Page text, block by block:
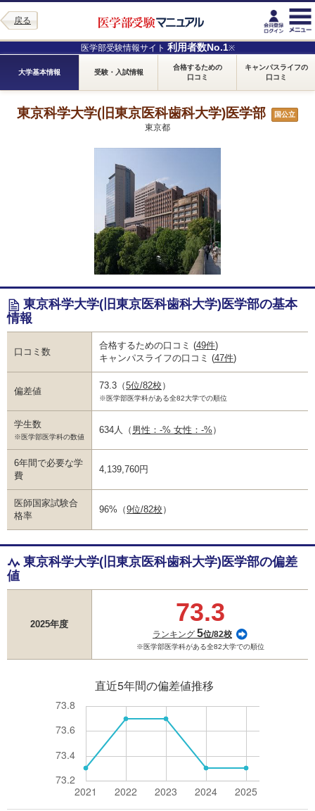
戻る
医学部受験情報サイト 利用者数No.1※
大学基本情報 受験・入試情報
合格するための
口コミ
キャンパスライフの
口コミ
東京科学大学(旧東京医科歯科大学)医学部 国公立
東京都
東京科学大学(旧東京医科歯科大学)医学部の基本
情報
口コミ数
合格するための口コミ (49件)
キャンパスライフの口コミ (47件)
偏差値
73.3 （5位/82校 ）
※医学部医学科がある全82大学での順位
学生数
※医学部医学科の数値
634人 （ 男性：-% 女性：-% ）
6年間で必要な学
費
4,139,760円
医師国家試験合
格率
96% （9位/82校 ）
東京科学大学(旧東京医科歯科大学)医学部の偏差
値
2025年度 73.3
ランキング 5位/82校
※医学部医学科がある全82大学での順位